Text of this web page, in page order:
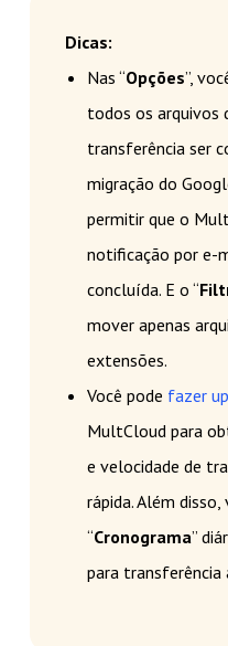
Dicas:
Nas “Opções”,
todos os arquivos
transferência ser
migração do
permitir que o
notificação por e-
concluída. E o “
mover apenas
extensões.
Você pode fazer
MultCloud para
e velocidade de
rápida. Além
“Cronograma”
para